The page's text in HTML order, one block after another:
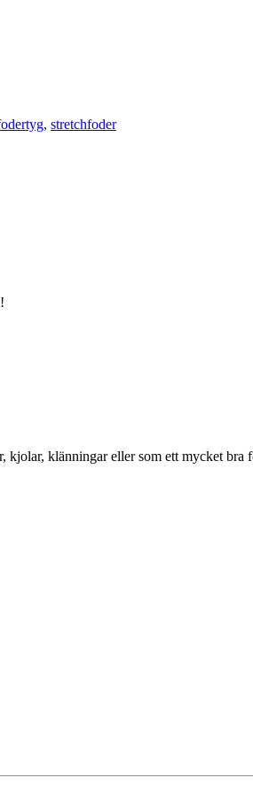
, stretchfoder
klänningar eller som ett mycket